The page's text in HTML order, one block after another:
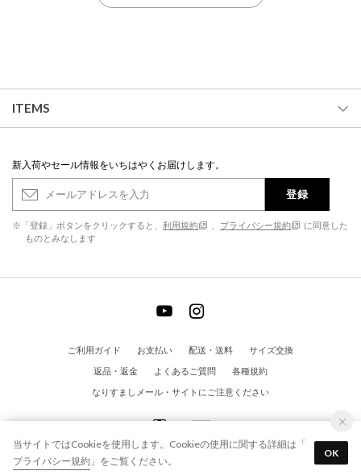
ITEMS
新入荷やセール情報をいちはやくお届けします。
登録
※「登録」ボタンをクリックすると、 利用規約 プライバシー規約
に同意した
ものとみなします
ご利用ガイド お支払い 配送・送料
サイズ交換
返品・返金
よくあるご質問
各種規約
なりすましメール・サイトにご注意ください
© EVOL All Rights Reserved
当サイトではCookieを使用します。Cookieの使用に関する詳細は「
プライバシー規約 」をご覧ください。
OK